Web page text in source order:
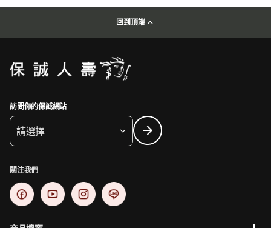
回到頂端
訪問你的保誠網站
請選擇
關注我們